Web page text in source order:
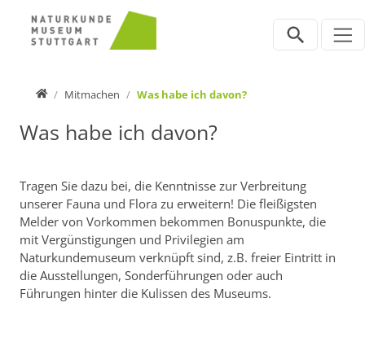
Direkt zur Hauptnavigation springen
Direkt zum Inhalt springen
Zur Unternavigation springen
HomeMitmachen Was habe ich davon?
Was habe ich davon?
Tragen Sie dazu bei, die Kenntnisse zur Verbreitung
unserer Fauna und Flora zu erweitern! Die fleißigsten
Melder von Vorkommen bekommen Bonuspunkte, die
mit Vergünstigungen und Privilegien am
Naturkundemuseum verknüpft sind, z.B. freier Eintritt in
die Ausstellungen, Sonderführungen oder auch
Führungen hinter die Kulissen des Museums.